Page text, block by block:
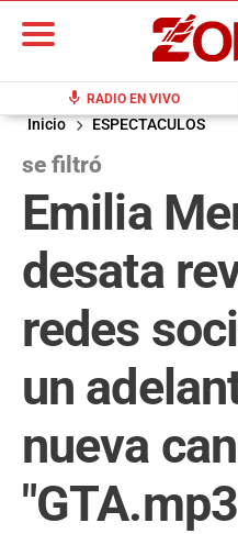
mic RADIO EN VIVO
Inicio ESPECTACULOS
se filtró
Emilia
desata
redes
un
nueva